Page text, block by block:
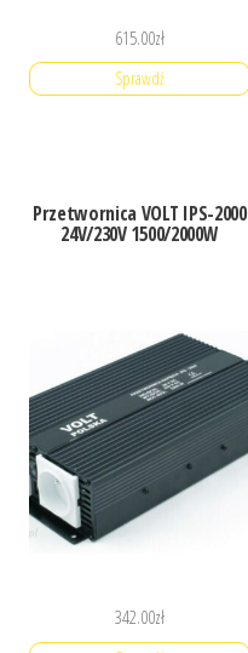
615.00zł
Sprawdź
Przetwornica VOLT IPS-2000
24V/230V 1500/2000W
342.00zł